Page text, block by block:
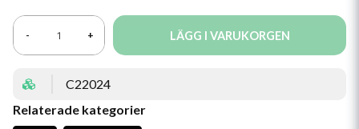
- + LÄGG I VARUKORGEN
C22024
Relaterade kategorier